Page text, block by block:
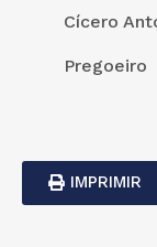
Cícero
Pregoeiro
IMPRIMIR